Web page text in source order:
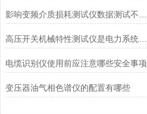
高压开关机械特性测试仪是电力系统中高压开关设备检测和维护的重要工具
电缆识别仪使用前应注意哪些安全事项
变压器油气相色谱仪的配置有哪些